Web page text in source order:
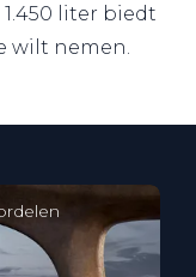
liter biedt
wilt nemen.